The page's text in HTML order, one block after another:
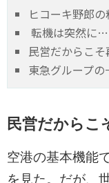
ヒコーキ野郎
転機は突然に
民営だからこそ
東急グループの
民営だからこ
空港の基本機能
を見た。だが、